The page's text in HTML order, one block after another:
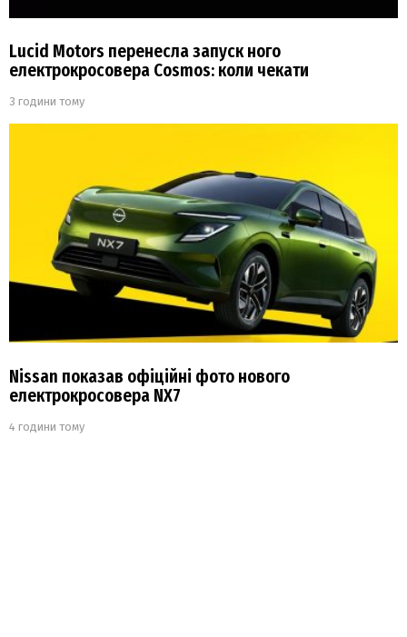
Lucid Motors перенесла запуск ного
електрокросовера Cosmos: коли чекати
3 години тому
Nissan показав офіційні фото нового
електрокросовера NX7
4 години тому